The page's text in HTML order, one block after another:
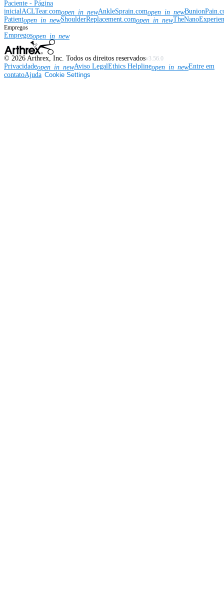
Paciente - Página
inicialACLTear.comopen_in_newAnkleSprain.comopen_in_new
Patientopen_in_newShoulderReplacement.comopen_in_new
Empregos
Empregosopen_in_new
© 2026 Arthrex, Inc. Todos os direitos reservadosv3.56.0
Privacidadeopen_in_newAviso LegalEthics Helplineopen_in_newEntre em
contatoAjuda Cookie Settings